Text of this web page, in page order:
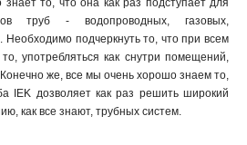
то, что она как раз подступает для
труб - водопроводных, газовых,
Необходимо подчеркнуть то, что при всем
употребляться как снутри помещений,
же, все мы очень хорошо знаем то,
IEK дозволяет как раз решить широкий
как все знают, трубных систем.